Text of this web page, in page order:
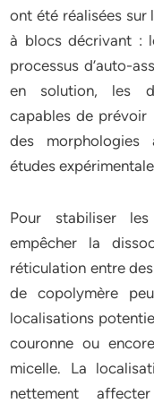
ont été réalisées sur
à blocs décrivant :
processus d’auto-
en solution, les
capables de prévoir
des morphologies
études
Pour stabiliser
empêcher la
réticulation entre
de copolymère
localisations
couronne ou
micelle. La
nettement